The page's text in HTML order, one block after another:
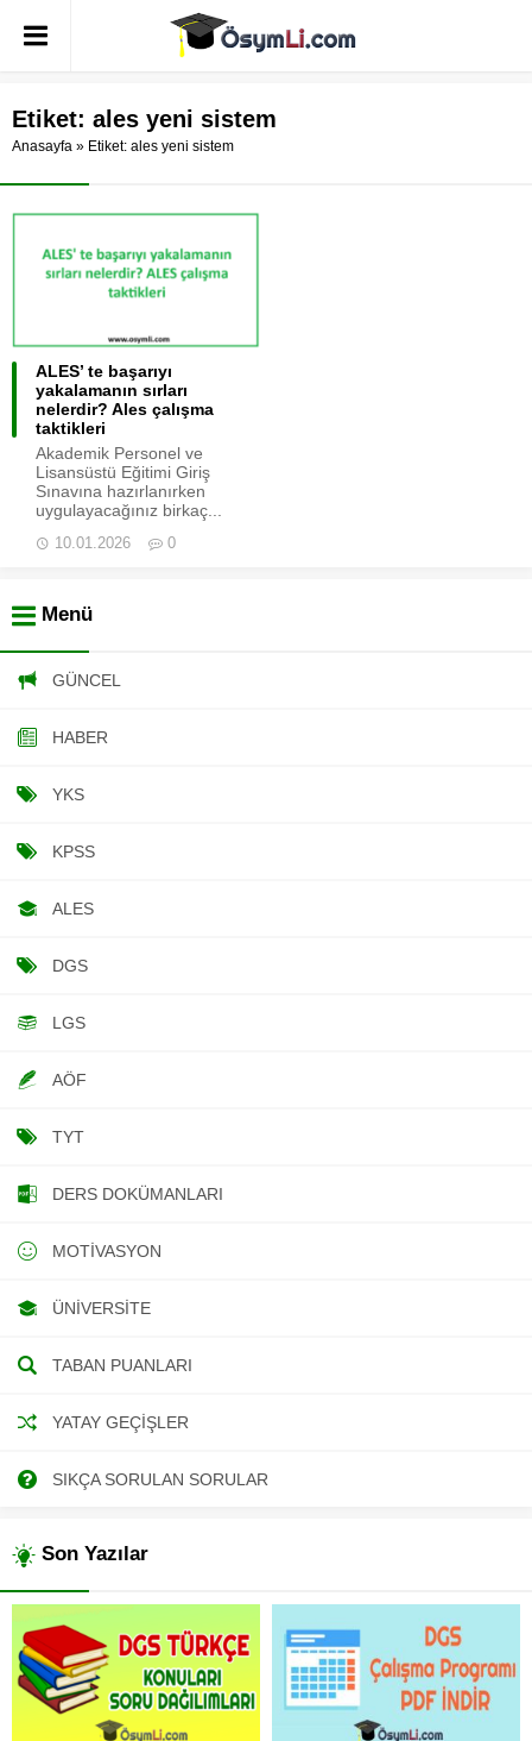
Etiket: ales yeni sistem
Anasayfa » Etiket: ales yeni sistem
ALES’ te başarıyı
yakalamanın sırları
nelerdir? Ales çalışma
taktikleri
Akademik Personel ve
Lisansüstü Eğitimi Giriş
Sınavına hazırlanırken
uygulayacağınız birkaç...
10.01.2026 0
Menü
GÜNCEL
HABER
YKS
KPSS
ALES
DGS
LGS
AÖF
TYT
DERS DOKÜMANLARI
MOTIVASYON
ÜNIVERSITE
TABAN PUANLARI
YATAY GEÇIŞLER
SIKÇA SORULAN SORULAR
Son Yazılar